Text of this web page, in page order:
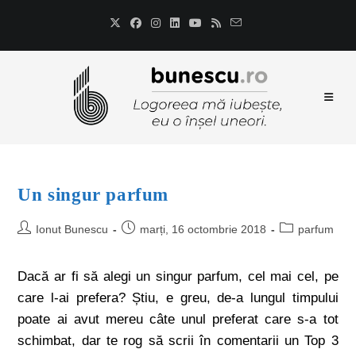
Un singur parfum
Ionut Bunescu marți, 16 octombrie 2018 parfum
Dacă ar fi să alegi un singur parfum, cel mai cel, pe
care l-ai prefera? Știu, e greu, de-a lungul timpului
poate ai avut mereu câte unul preferat care s-a tot
schimbat, dar te rog să scrii în comentarii un Top 3